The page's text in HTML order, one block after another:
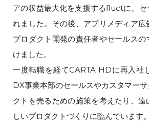
アの収益最大化を支援するfluctに、セ
れました。その後、アプリメディア広
プロダクト開発の責任者やセールス
けました。
一度転職を経てCARTA HDに再入社
DX事業本部のセールスやカスタマー
クトを売るための施策を考えたり、
しいプロダクトづくりに臨んでいます。